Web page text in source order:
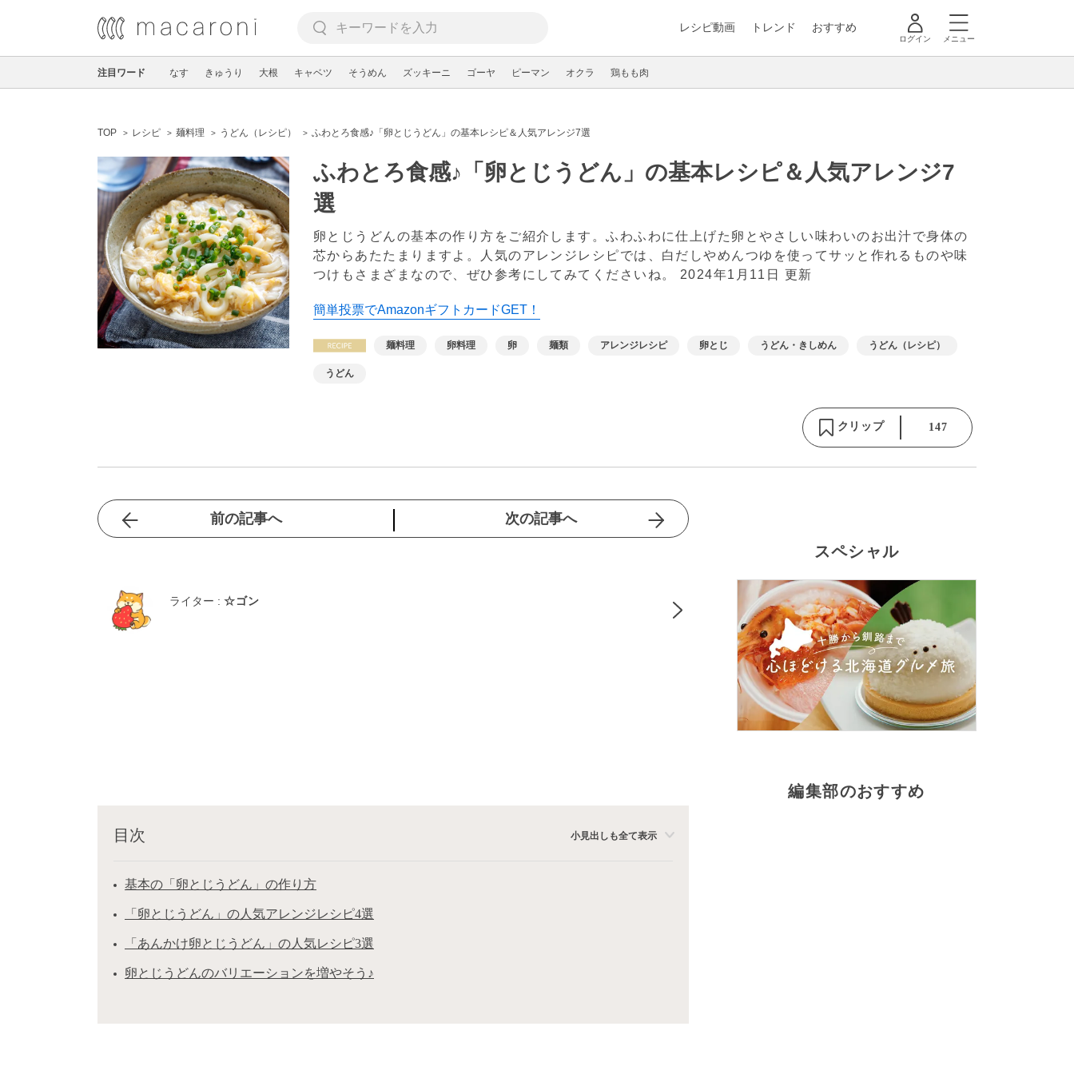
レシピ動画 トレンド おすすめ
ログイン メニュー
注目ワード なす きゅうり 大根 キャベツ そうめん ズッキーニ ゴーヤ ピーマン オクラ 鶏もも肉
TOP レシピ 麺料理 うどん（レシピ） ふわとろ食感♪「卵とじうどん」の基本レシピ＆人気アレンジ7選
ふわとろ食感♪「卵とじうどん」の基本レシピ＆人気アレンジ7
選
卵とじうどんの基本の作り方をご紹介します。ふわふわに仕上げた卵とやさしい味わいのお出汁で身体の
芯からあたたまりますよ。人気のアレンジレシピでは、白だしやめんつゆを使ってサッと作れるものや味
つけもさまざまなので、ぜひ参考にしてみてくださいね。 2024年1月11日 更新
簡単投票でAmazonギフトカードGET！
麺料理 卵料理 卵 麺類 アレンジレシピ 卵とじ うどん・きしめん うどん（レシピ）
うどん
クリップ 147
前の記事へ 次の記事へ
ライター : ☆ゴン
目次 小見出しも全て表示
基本の「卵とじうどん」の作り方
「卵とじうどん」の人気アレンジレシピ4選
「あんかけ卵とじうどん」の人気レシピ3選
卵とじうどんのバリエーションを増やそう♪
スペシャル
編集部のおすすめ